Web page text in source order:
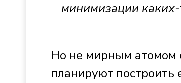
минимизации
Но не мирным атомом
планируют